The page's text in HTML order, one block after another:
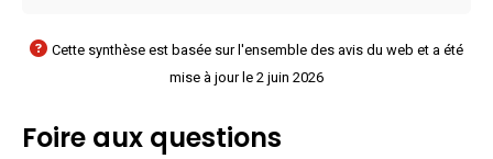
Cette synthèse est basée sur l'ensemble des avis du web et a été
mise à jour le 2 juin 2026
Foire aux questions